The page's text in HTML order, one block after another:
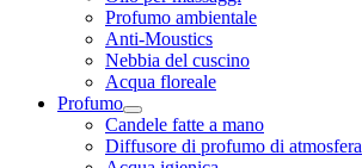
Profumo ambientale
Anti-Moustics
Nebbia del cuscino
Acqua floreale
Profumo
Candele fatte a mano
Diffusore di profumo di atmosfera